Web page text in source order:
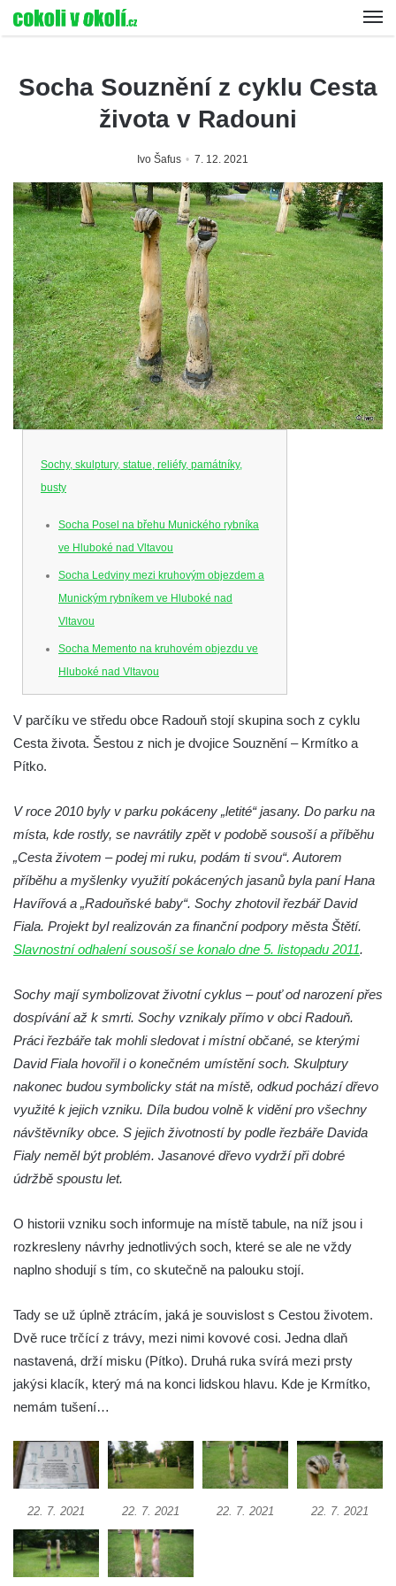
Socha Souznění z cyklu Cesta
života v Radouni
Ivo Šafus 7. 12. 2021
Sochy, skulptury, statue, reliéfy, památníky,
busty
Socha Posel na břehu Munického rybníka
ve Hluboké nad Vltavou
Socha Ledviny mezi kruhovým objezdem a
Munickým rybníkem ve Hluboké nad
Vltavou
Socha Memento na kruhovém objezdu ve
Hluboké nad Vltavou
Socha Chalikotérium v ZOO Hluboká
Socha Smilodon v ZOO Hluboká
Socha Veledaněk v ZOO Hluboká
Socha Plejtvák obrovský v ZOO Hluboká
Socha Medvěd jeskynní v ZOO Hluboká
Socha Mamutí lebka v ZOO Hluboká
Socha Mamut srstnatý v ZOO Hluboká
Socha Vydry si hrají v ZOO Hluboká
Socha Matka příroda v ZOO Hluboká
Socha Lišky v ZOO Hluboká
Socha Vlčice s mládětem v ZOO Hluboká
Socha Rys číhající na srnu v ZOO Hluboká
Socha Orlice v ZOO Hluboká
Socha Tygr v ZOO Hluboká
Socha Kozorožec horský v ZOO Hluboká
Socha Včela v ZOO Hluboká
Socha Housenka v ZOO Hluboká
Socha Beruška v ZOO Hluboká
Socha Vážka v ZOO Hluboká
Socha Volavka v ZOO Hluboká
Flamingo trůn v ZOO Hluboká
Lavička Kůň Převalského v ZOO Hluboká
Socha Roháč v ZOO Hluboká
Socha Mystik v ZOO Hluboká
V parčíku ve středu obce Radouň stojí skupina soch z cyklu
Cesta života. Šestou z nich je dvojice Souznění – Krmítko a
Pítko.
V roce 2010 byly v parku pokáceny „letité“ jasany. Do parku na
místa, kde rostly, se navrátily zpět v podobě sousoší a příběhu
„Cesta životem – podej mi ruku, podám ti svou“. Autorem
příběhu a myšlenky využití pokácených jasanů byla paní Hana
Havířová a „Radouňské baby“. Sochy zhotovil řezbář David
Fiala. Projekt byl realizován za finanční podpory města Štětí.
Slavnostní odhalení sousoší se konalo dne 5. listopadu 2011.
Sochy mají symbolizovat životní cyklus – pouť od narození přes
dospívání až k smrti. Sochy vznikaly přímo v obci Radouň.
Práci řezbáře tak mohli sledovat i místní občané, se kterými
David Fiala hovořil i o konečném umístění soch. Skulptury
nakonec budou symbolicky stát na místě, odkud pochází dřevo
využité k jejich vzniku. Díla budou volně k vidění pro všechny
návštěvníky obce. S jejich životností by podle řezbáře Davida
Fialy neměl být problém. Jasanové dřevo vydrží při dobré
údržbě spoustu let.
O historii vzniku soch informuje na místě tabule, na níž jsou i
rozkresleny návrhy jednotlivých soch, které se ale ne vždy
naplno shodují s tím, co skutečně na palouku stojí.
Tady se už úplně ztrácím, jaká je souvislost s Cestou životem.
Dvě ruce trčící z trávy, mezi nimi kovové cosi. Jedna dlaň
nastavená, drží misku (Pítko). Druhá ruka svírá mezi prsty
jakýsi klacík, který má na konci lidskou hlavu. Kde je Krmítko,
nemám tušení…
22. 7. 2021 22. 7. 2021 22. 7. 2021 22. 7. 2021